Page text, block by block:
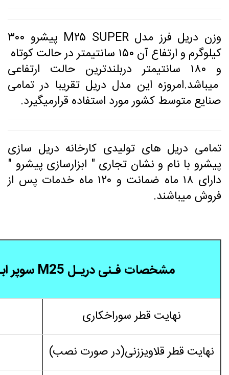
وزن دریل فرز مدل M۲۵ SUPER پیشرو ۳۰۰
کیلوگرم و ارتفاع آن ۱۵۰ سانتیمتر در حالت کوتاه
و ۱۸۰ سانتیمتر دربلندترین حالت ارتفاعی
میباشد.امروزه این مدل دریل تقریبا در تمامی
صنایع متوسط کشور مورد استفاده قرارمیگیرد.
تمامی دریل های تولیدی کارخانه دریل سازی
پیشرو با نام و نشان تجاری " ابزارسازی پیشرو "
دارای ۱۸ ماه ضمانت و ۱۲۰ ماه خدمات پس از
فروش میباشند.
مشخصات فـنی دریـل M25 سوپر ابـزارسـازی پـیـشـرو
نهایت قطر سوراخکاری
نهایت قطر قلاویززنی(در صورت نصب)